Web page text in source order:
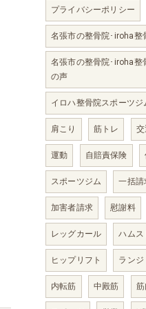
プライバシーポリシー
名張市の整骨院･iroha整
名張市の整骨院･iroha整
の声
イロハ整骨院スポーツジ
肩こり 筋トレ 交
運動 自賠責保険
スポーツジム 一括請
加害者請求 慰謝料
レッグカール ハムス
ヒップリフト ランジ
内転筋 中殿筋 筋